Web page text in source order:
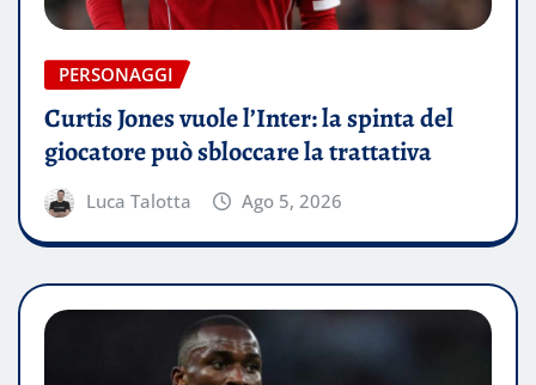
PERSONAGGI
Curtis Jones vuole l’Inter: la spinta del
giocatore può sbloccare la trattativa
Luca Talotta Ago 5, 2026